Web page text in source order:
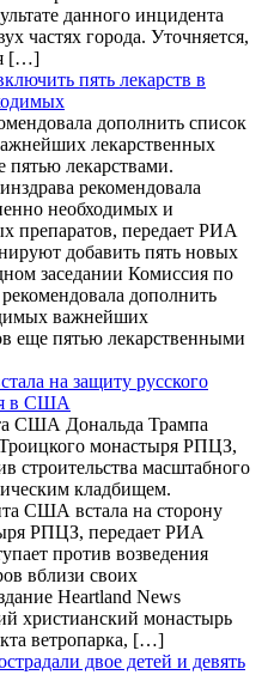
данного инцидента
частях города. Уточняется,
[…]
пять лекарств в
дополнить список
лекарственных
лекарствами.
рекомендовала
необходимых и
препаратов, передает РИА
добавить пять новых
заседании Комиссия по
дополнить
важнейших
еще пятью лекарственными
на защиту русского
в США
США Дональда Трампа
монастыря РПЦЗ,
строительства масштабного
кладбищем.
США встала на сторону
РПЦЗ, передает РИА
против возведения
вблизи своих
Heartland News
христианский монастырь
ветропарка, […]
двое детей и девять